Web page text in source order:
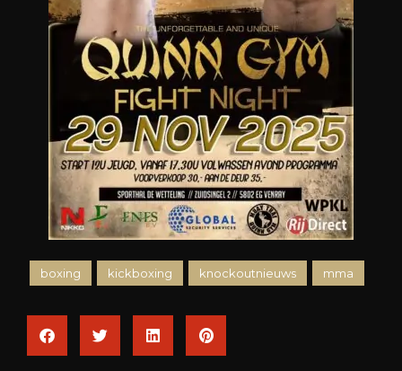
boxing kickboxing knockoutnieuws mma